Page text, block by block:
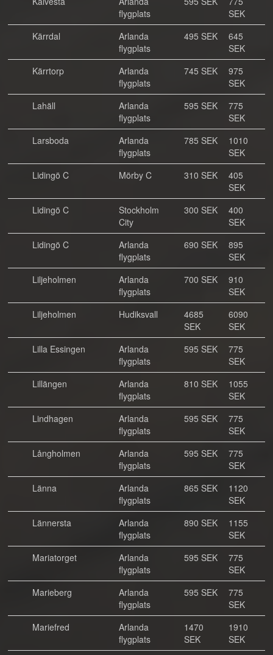
flygplats
SEK
Kärrdal
Arlanda
flygplats
495 SEK
645
SEK
Kärrtorp
Arlanda
flygplats
745 SEK
975
SEK
Lahäll
Arlanda
flygplats
595 SEK
775
SEK
Larsboda
Arlanda
flygplats
785 SEK
1010
SEK
Lidingö C
Mörby C 310 SEK
405
SEK
Lidingö C
Stockholm
City
300 SEK
400
SEK
Lidingö C
Arlanda
flygplats
690 SEK
895
SEK
Liljeholmen
Arlanda
flygplats
700 SEK
910
SEK
Liljeholmen
Hudiksvall
4685
SEK
6090
SEK
Lilla Essingen
Arlanda
flygplats
595 SEK
775
SEK
Lillängen
Arlanda
flygplats
810 SEK
1055
SEK
Lindhagen
Arlanda
flygplats
595 SEK
775
SEK
Långholmen
Arlanda
flygplats
595 SEK
775
SEK
Länna
Arlanda
flygplats
865 SEK
1120
SEK
Lännersta
Arlanda
flygplats
890 SEK
1155
SEK
Mariatorget
Arlanda
flygplats
595 SEK
775
SEK
Marieberg
Arlanda
flygplats
595 SEK
775
SEK
Mariefred
Arlanda
flygplats
1470
SEK
1910
SEK